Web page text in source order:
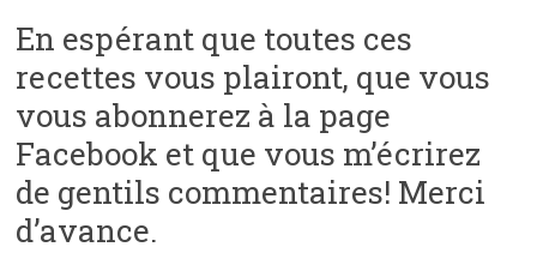
En espérant que toutes ces
recettes vous plairont, que vous
vous abonnerez à la page
Facebook et que vous m’écrirez
de gentils commentaires! Merci
d’avance.